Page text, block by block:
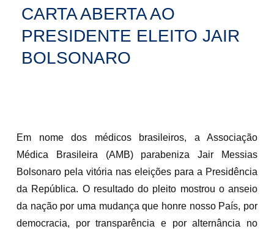
CARTA ABERTA AO
PRESIDENTE ELEITO JAIR
BOLSONARO
Em nome dos médicos brasileiros, a Associação
Médica Brasileira (AMB) parabeniza Jair Messias
Bolsonaro pela vitória nas eleições para a Presidência
da República. O resultado do pleito mostrou o anseio
da nação por uma mudança que honre nosso País, por
democracia, por transparência e por alternância no